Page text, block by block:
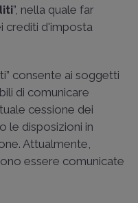
”, nella quale far
crediti d'imposta
consente ai soggetti
di comunicare
cessione dei
le disposizioni in
Attualmente,
essere comunicate